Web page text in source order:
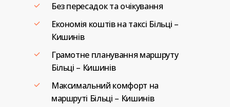
Без пересадок та очікування
Економія коштів на таксі Більці –
Кишинів
Грамотне планування маршруту
Більці – Кишинів
Максимальний комфорт на
маршруті Більці – Кишинів